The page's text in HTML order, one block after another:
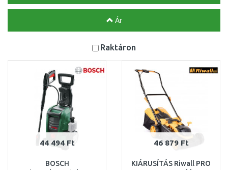
Ár
Raktáron
44 494 Ft
BOSCH
46 879 Ft
KIÁRUSÍTÁS Riwall PRO